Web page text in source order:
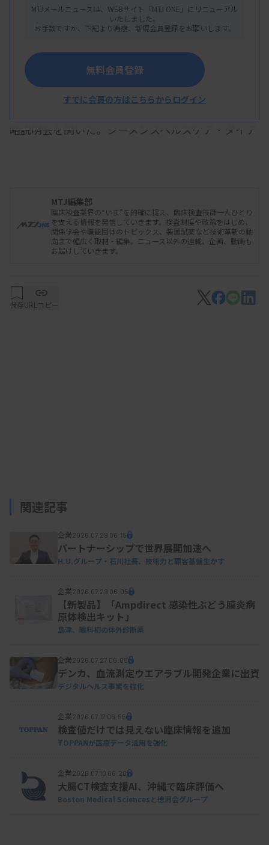
臨床検査薬事業について説明する村田本部長
略説明会を開いた。シーメンスヘルスケア・ダイア
内でも肝生検に代わる検査法とした使い方が推奨さ
れるのではないかと期待している」と述べ、かかり
つけ医などでの病態把握、専門医療機関への紹介な
どでの活用に期待を寄せた。
村田氏は今年2月の保険適用を踏まえて、肝生検
可能な点をメリットとして挙げた。また、かかりつ
け医での検査が容易になることから、重症患者の肝
内でも（米国と同じように）肝生検に代わる診断ツ
ールとして使えるようになることを期待したい」と
MTJメールニュースは、WEBサイト「MTJ ONE」にリニューアル
いたしました。
お手数ですが、下記より再度、新規会員登録をお願いします。
無料会員登録
すでに会員の方はこちらからログイン
MTJ編集部
臨床検査業界の“いま”を的確に捉え、臨床検査技師一人ひとり
を支える情報を発信していきます。検査制度や政策をはじめ、
関係学会や職能団体のトピックス、装置試薬など技術革新の動
向まで幅広く取材・編集。ニュース以外の連載、企画、動画も
お届けしていきます。
保存URLコピー
関連記事
企業2026.07.29 06:15
パートナーシップで世界展開加速へ
H.U.グループ・石川社長、技術力と顧客基盤生かす
企業2026.07.29 06:05
【新製品】「Ampdirect 感染性ぶどう膜炎病
原体検出キット」
島津、眼科初の体外診断薬
企業2026.07.27 06:05
デンカ、血流測定ウエアラブル開発企業に出資
デジタルヘルス事業を強化
企業2026.07.17 05:55
検査値だけでは見えない臨床情報を追加
TOPPANが医療データ活用を強化
企業2026.07.10 06:20
大腸CT検査支援AI、沖縄で臨床評価へ
Boston Medical Sciencesと徳洲会グループ